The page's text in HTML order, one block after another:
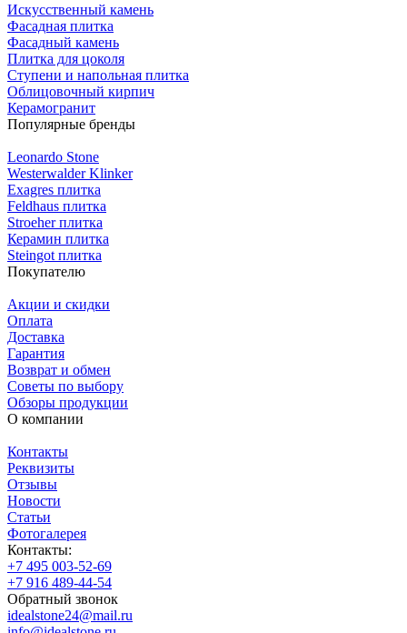
Искусственный камень
Фасадная плитка
Фасадный камень
Плитка для цоколя
Ступени и напольная плитка
Облицовочный кирпич
Керамогранит
Популярные бренды
Leonardo Stone
Westerwalder Klinker
Exagres плитка
Feldhaus плитка
Stroeher плитка
Керамин плитка
Steingot плитка
Покупателю
Акции и скидки
Оплата
Доставка
Гарантия
Возврат и обмен
Советы по выбору
Обзоры продукции
О компании
Контакты
Реквизиты
Отзывы
Новости
Статьи
Фотогалерея
Контакты:
+7 495 003-52-69
+7 916 489-44-54
Обратный звонок
idealstone24@mail.ru